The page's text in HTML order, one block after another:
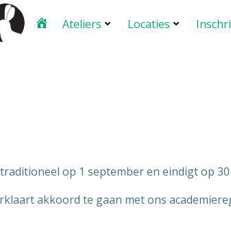
Ateliers Locaties
op 1 september en eindigt op
akkoord te gaan met ons